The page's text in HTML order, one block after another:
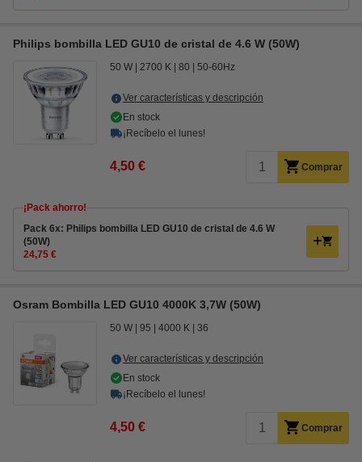
Philips bombilla LED GU10 de cristal de 4.6 W (50W)
50 W 2700 K 80 50-60Hz
Ver características y descripción
En stock
¡Recíbelo el lunes!
4,50 € Comprar
¡Pack ahorro!
Pack 6x: Philips bombilla LED GU10 de cristal de 4.6 W
(50W)
24,75 €
Osram Bombilla LED GU10 4000K 3,7W (50W)
50 W 95 4000 K 36
Ver características y descripción
En stock
¡Recíbelo el lunes!
4,50 € Comprar